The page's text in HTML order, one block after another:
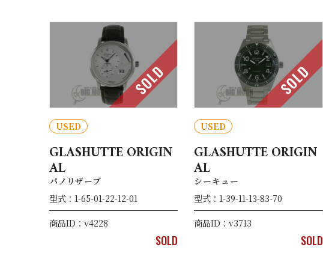
SOLD
USED
GLASHUTTE ORIGIN
AL
パノリザーブ
型式：1-65-01-22-12-01
商品ID：v4228
SOLD
SOLD
USED
GLASHUTTE ORIGIN
AL
シーキュー
型式：1-39-11-13-83-70
商品ID：v3713
SOLD